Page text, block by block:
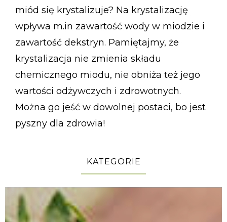
miód się krystalizuje? Na krystalizację
wpływa m.in zawartość wody w miodzie i
zawartość dekstryn. Pamiętajmy, że
krystalizacja nie zmienia składu
chemicznego miodu, nie obniża też jego
wartości odżywczych i zdrowotnych.
Można go jeść w dowolnej postaci, bo jest
pyszny dla zdrowia!
KATEGORIE